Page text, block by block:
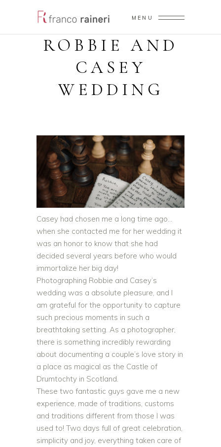
MENU
ROBBIE AND
CASEY
WEDDING
Casey had chosen me a long time ago…
when she contacted me for her wedding it
was an honor to know that she had
decided several years before who would
immortalize her big day!
Photographing Robbie and Casey’s
wedding was a absolute pleasure, and I
am grateful for the opportunity to capture
such precious moments in such a
breathtaking setting. As a photographer,
there is something incredibly rewarding
about documenting a couple’s love story in
a place as magical as the Castle of
Drumtochty in Scotland.
These two fantastic guys gave me a new
experience, made of traditions, customs
and traditions different from those I was
used to! Two days full of great celebration,
simplicity and joy, everything taken care of